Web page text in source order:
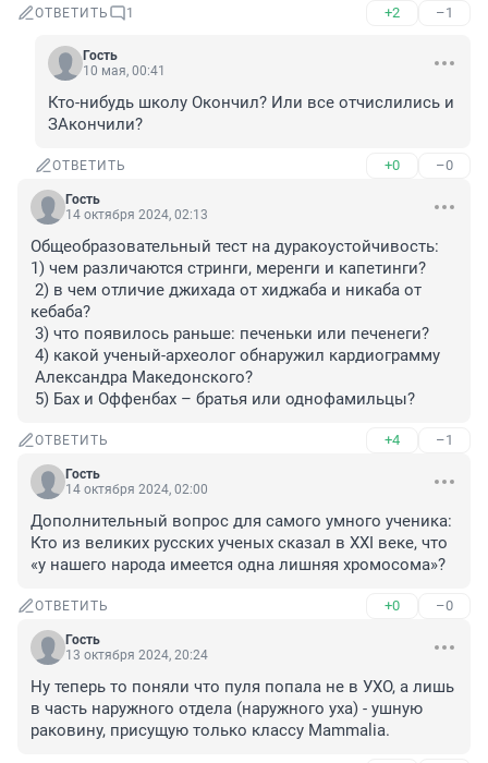
ОТВЕТИТЬ 1 +2 –1
Гость
10 мая, 00:41
Кто-нибудь школу Окончил? Или все отчислились и
ЗАкончили?
ОТВЕТИТЬ +0 –0
Гость
14 октября 2024, 02:13
Общеобразовательный тест на дуракоустойчивость:
1) чем различаются стринги, меренги и капетинги?
2) в чем отличие джихада от хиджаба и никаба от
кебаба?
3) что появилось раньше: печеньки или печенеги?
4) какой ученый-археолог обнаружил кардиограмму
Александра Македонского?
5) Бах и Оффенбах – братья или однофамильцы?
ОТВЕТИТЬ +4 –1
Гость
14 октября 2024, 02:00
Дополнительный вопрос для самого умного ученика:
Кто из великих русских ученых сказал в XXI веке, что
«у нашего народа имеется одна лишняя хромосома»?
ОТВЕТИТЬ +0 –0
Гость
13 октября 2024, 20:24
Ну теперь то поняли что пуля попала не в УХО, а лишь
в часть наружного отдела (наружного уха) - ушную
раковину, присущую только классу Mammalia.